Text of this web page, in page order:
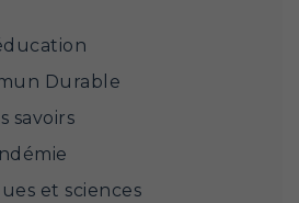
Durable
savoirs
et sciences